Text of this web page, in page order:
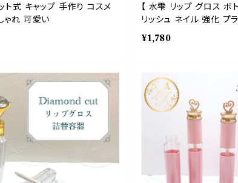
ト式 キャップ 手作り コスメ
ゃれ 可愛い
【 水雫 リップ グロス ボトル 】1本 5ml クリスタル カッ
リッシュ ネイル 強化 プラスチック クリア ガラス キューブ 詰替容器 サスティナブル ネイ
ルオイル アロマ 美容液
メ 保湿 乾燥
¥1,780